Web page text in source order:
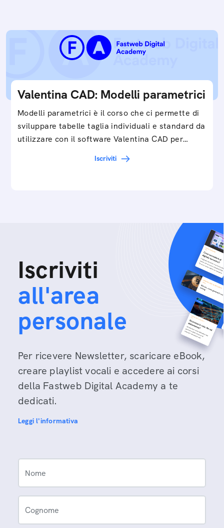
Valentina CAD: Modelli parametrici
Modelli parametrici è il corso che ci permette di
sviluppare tabelle taglia individuali e standard da
utilizzare con il software Valentina CAD per…
Iscriviti
Iscriviti
all'area
personale
Per ricevere Newsletter, scaricare eBook,
creare playlist vocali e accedere ai corsi
della Fastweb Digital Academy a te
dedicati.
Leggi l'informativa
Nome
Cognome